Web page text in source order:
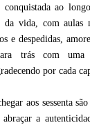
conquistada ao
da vida, com aulas
e despedidas,
trás com uma
por cada
aos sessenta
a